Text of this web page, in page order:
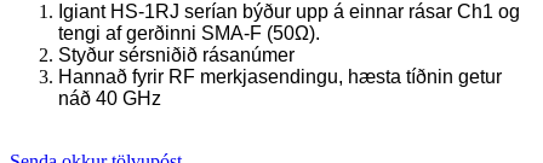
Igiant HS-1RJ serían býður upp á einnar rásar Ch1 og
tengi af gerðinni SMA-F (50Ω).
Styður sérsniðið rásanúmer
Hannað fyrir RF merkjasendingu, hæsta tíðnin getur
náð 40 GHz